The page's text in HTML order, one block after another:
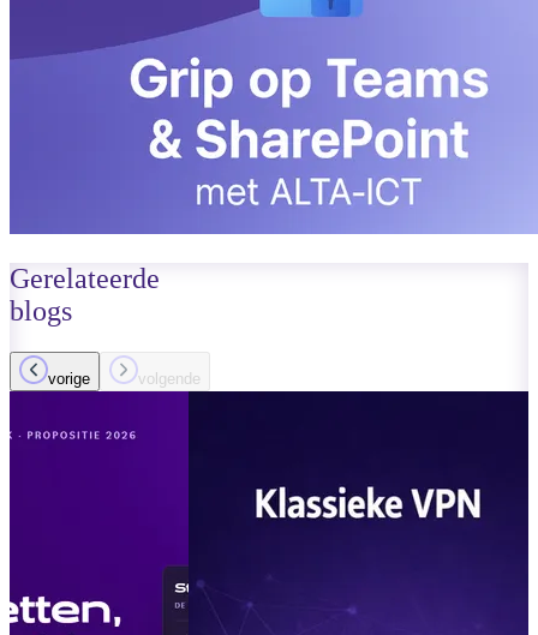
Gerelateerde
blogs
vorige volgende